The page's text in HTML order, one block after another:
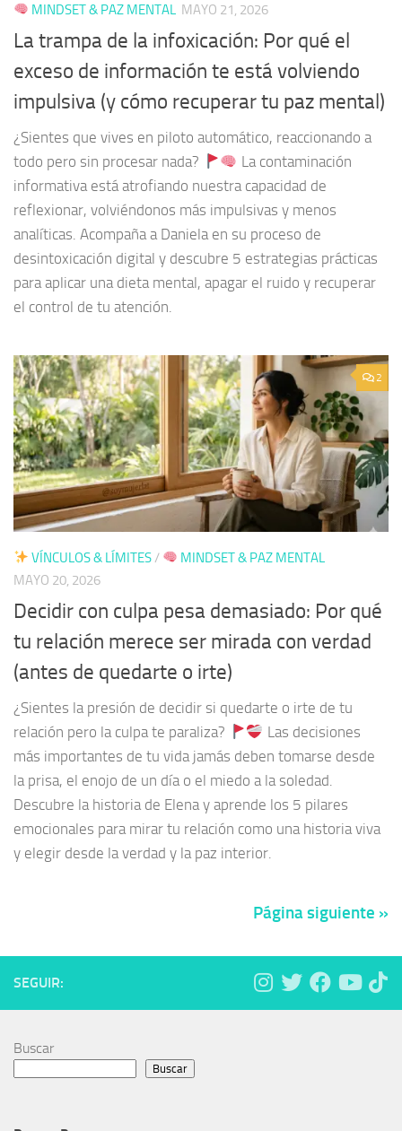
MINDSET & PAZ MENTAL MAYO 21, 2026
La trampa de la infoxicación: Por qué el
exceso de información te está volviendo
impulsiva (y cómo recuperar tu paz mental)
¿Sientes que vives en piloto automático, reaccionando a
todo pero sin procesar nada?
La contaminación
informativa está atrofiando nuestra capacidad de
reflexionar, volviéndonos más impulsivas y menos
analíticas. Acompaña a Daniela en su proceso de
desintoxicación digital y descubre 5 estrategias prácticas
para aplicar una dieta mental, apagar el ruido y recuperar
el control de tu atención.
2
VÍNCULOS & LÍMITES/
MINDSET & PAZ MENTAL
MAYO 20, 2026
Decidir con culpa pesa demasiado: Por qué
tu relación merece ser mirada con verdad
(antes de quedarte o irte)
¿Sientes la presión de decidir si quedarte o irte de tu
relación pero la culpa te paraliza?
Las decisiones
más importantes de tu vida jamás deben tomarse desde
la prisa, el enojo de un día o el miedo a la soledad.
Descubre la historia de Elena y aprende los 5 pilares
emocionales para mirar tu relación como una historia viva
y elegir desde la verdad y la paz interior.
Página siguiente »
SEGUIR:
Buscar
Buscar